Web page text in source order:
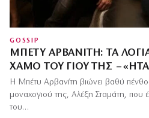
GOSSIP
ΜΠΈΤΥ ΑΡΒΑΝΊΤΗ: ΤΑ
ΧΑΜΌ ΤΟΥ ΓΙΟΥ ΤΗΣ –
Η Μπέτυ Αρβανίτη βιώνει βαθύ
μοναχογιού της, Αλέξη Σταμάτη,
του…